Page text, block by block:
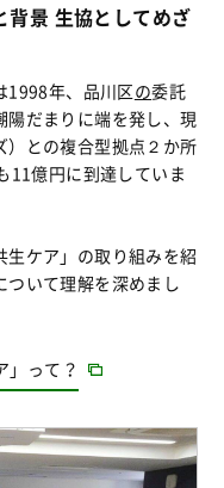
景 生協としてめざ
1998年、品川区の委託
だまりに端を発し、現
との複合型拠点２か所
11億円に到達していま
ケア」の取り組みを紹
いて理解を深めまし
」って？